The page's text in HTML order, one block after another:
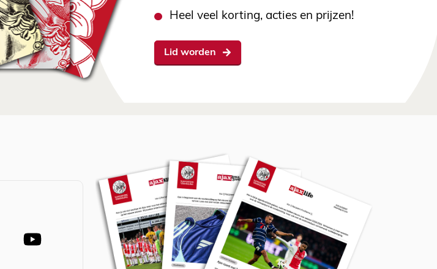
Heel veel korting, acties en prijzen!
Lid worden